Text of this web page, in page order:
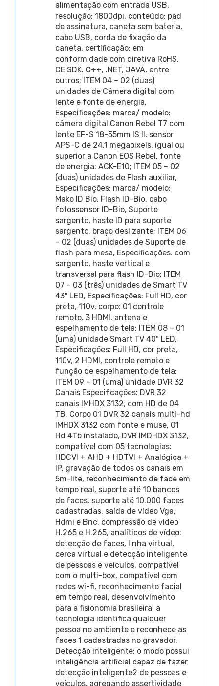
alimentação com entrada USB,
resolução: 1800dpi, conteúdo: pad
de assinatura, caneta sem bateria,
cabo USB, corda de fixação da
caneta, certificação: em
conformidade com diretiva RoHS,
CE SDK: C++, .NET, JAVA, entre
outros; ITEM 04 – 02 (duas)
unidades de Câmera digital com
lente e fonte de energia,
Especificações: marca/ modelo:
câmera digital Canon Rebel T7 com
lente EF-S 18-55mm IS II, sensor
APS-C de 24.1 megapixels, igual ou
superior a Canon EOS Rebel, fonte
de energia: ACK-E10; ITEM 05 – 02
(duas) unidades de Flash auxiliar,
Especificações: marca/ modelo:
Mako ID Bio, Flash ID-Bio, cabo
fotossensor ID-Bio, Suporte
sargento, haste ID para suporte
sargento, braço deslizante; ITEM 06
– 02 (duas) unidades de Suporte de
flash para mesa, Especificações: com
sargento, haste vertical e
transversal para flash ID-Bio; ITEM
07 – 03 (três) unidades de Smart TV
43" LED, Especificações: Full HD, cor
preta, 110v, corpo: 01 controle
remoto, 3 HDMI, antena e
espelhamento de tela; ITEM 08 – 01
(uma) unidade Smart TV 40" LED,
Especificações: Full HD, cor preta,
110v, 2 HDMI, controle remoto e
função de espelhamento de tela;
ITEM 09 – 01 (uma) unidade DVR 32
Canais Especificações: DVR 32
canais IMHDX 3132, com HD de 04
TB. Corpo 01 DVR 32 canais multi-hd
IMHDX 3132 com fonte e muse, 01
Hd 4Tb instalado, DVR IMDHDX 3132,
compatível com 05 tecnologias:
HDCVI + AHD + HDTVI + Analógica +
IP, gravação de todos os canais em
5m-lite, reconhecimento de face em
tempo real, suporte até 10 bancos
de faces, suporte até 10.000 faces
cadastradas, saída de vídeo Vga,
Hdmi e Bnc, compressão de vídeo
H.265 e H.265, analíticos de vídeo:
detecção de faces, linha virtual,
cerca virtual e detecção inteligente
de pessoas e veículos, compatível
com o multi-box, compatível com
redes wi-fi, reconhecimento facial
em tempo real, desenvolvimento
para a fisionomia brasileira, a
tecnologia identifica qualquer
pessoa no ambiente e reconhece as
faces 1 cadastradas no gravador.
Detecção inteligente: o modo possui
inteligência artificial capaz de fazer
detecção inteligente2 de pessoas e
veículos, agregando assertividade